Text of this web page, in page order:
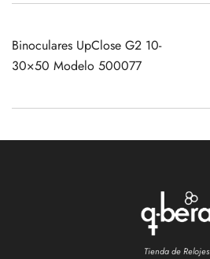
Binoculares UpClose G2 10-
30×50 Modelo 500077
Tienda de Relojes